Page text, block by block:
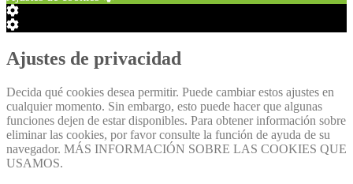
Configuración
de
Box
Configuración
Cookie
Box
Ajustes de privacidad
Decida qué cookies desea permitir. Puede cambiar estos ajustes en
cualquier momento. Sin embargo, esto puede hacer que algunas
funciones dejen de estar disponibles. Para obtener información sobre
eliminar las cookies, por favor consulte la función de ayuda de su
navegador. MÁS INFORMACIÓN SOBRE LAS COOKIES QUE
USAMOS.